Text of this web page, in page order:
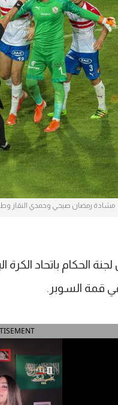
الدوري السعودي
دوري أبطال أوروبا
دوري أبطال إفريقيا
كل البطولات
مشادة رمضان صبحي وحمدي النقاز
الحكام باتحاد
في قمة السوبر.